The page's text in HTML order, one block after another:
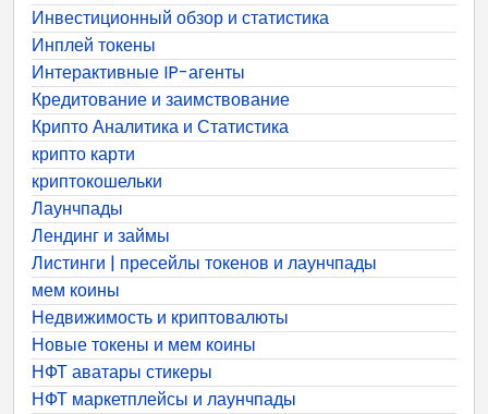
Инвестиционный обзор и статистика
Инплей токены
Интерактивные IP-агенты
Кредитование и заимствование
Крипто Аналитика и Статистика
крипто карти
криптокошельки
Лаунчпады
Лендинг и займы
Листинги | пресейлы токенов и лаунчпады
мем коины
Недвижимость и криптовалюты
Новые токены и мем коины
НФТ аватары стикеры
НФТ маркетплейсы и лаунчпады